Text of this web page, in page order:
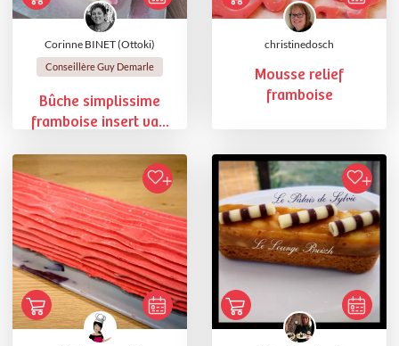
Corinne BINET (Ottoki)
Conseillère Guy Demarle
Bûche simplissime
framboise insert va...
christinedosch
Mousse relief
framboise